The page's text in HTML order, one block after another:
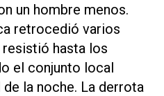
un hombre menos.
retrocedió varios
hasta los
el conjunto local
la noche. La derrota